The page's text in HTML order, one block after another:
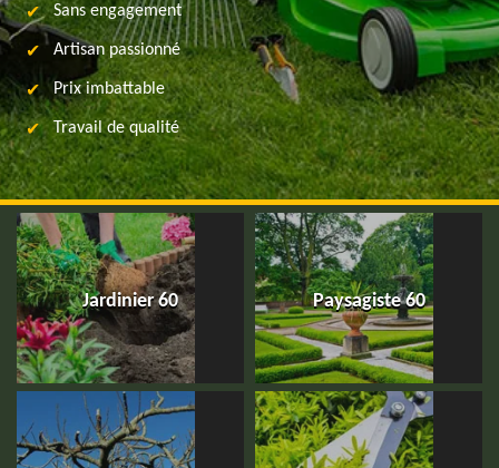
Sans engagement
Artisan passionné
Prix imbattable
Travail de qualité
Jardinier 60 Paysagiste 60